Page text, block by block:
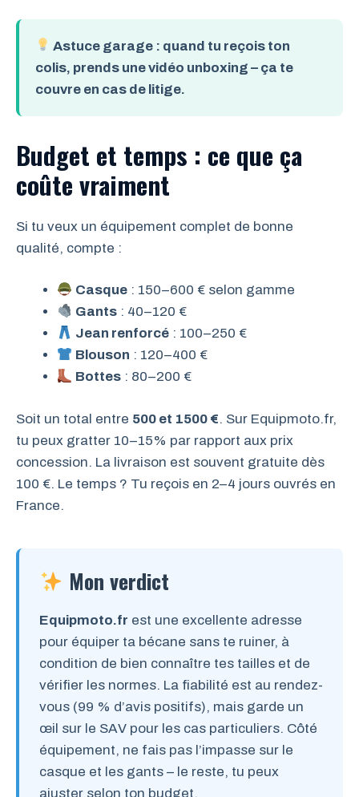
Astuce garage : quand tu reçois ton
colis, prends une vidéo unboxing – ça te
couvre en cas de litige.
Budget et temps : ce que ça
coûte vraiment
Si tu veux un équipement complet de bonne
qualité, compte :
Casque : 150–600 € selon gamme
Gants : 40–120 €
Jean renforcé : 100–250 €
Blouson : 120–400 €
Bottes : 80–200 €
Soit un total entre 500 et 1500 €. Sur Equipmoto.fr,
tu peux gratter 10–15% par rapport aux prix
concession. La livraison est souvent gratuite dès
100 €. Le temps ? Tu reçois en 2–4 jours ouvrés en
France.
Mon verdict
Equipmoto.fr est une excellente adresse
pour équiper ta bécane sans te ruiner, à
condition de bien connaître tes tailles et de
vérifier les normes. La fiabilité est au rendez-
vous (99 % d’avis positifs), mais garde un
œil sur le SAV pour les cas particuliers. Côté
équipement, ne fais pas l’impasse sur le
casque et les gants – le reste, tu peux
ajuster selon ton budget.